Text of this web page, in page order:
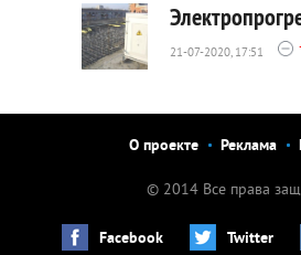
21-07-2020, 17:51
О проекте Реклама
© 2014 Все права
Facebook Twitter